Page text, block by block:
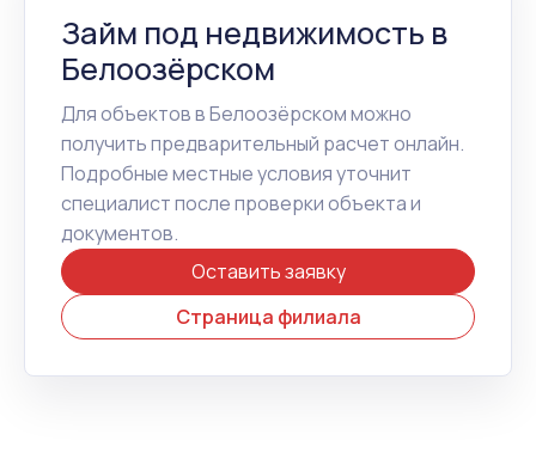
Займ под недвижимость в
Белоозёрском
Для объектов в Белоозёрском можно
получить предварительный расчет онлайн.
Подробные местные условия уточнит
специалист после проверки объекта и
документов.
Оставить заявку
Страница филиала